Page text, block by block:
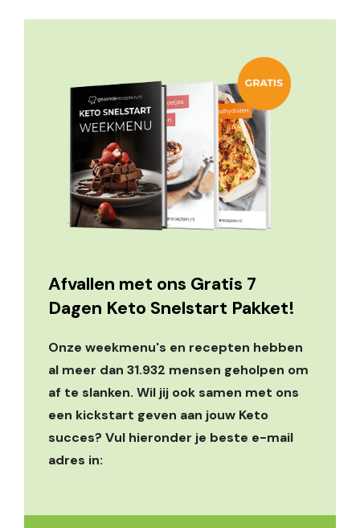
Afvallen met ons Gratis 7
Dagen Keto Snelstart Pakket!
Onze weekmenu's en recepten hebben
al meer dan 31.932 mensen geholpen om
af te slanken. Wil jij ook samen met ons
een kickstart geven aan jouw Keto
succes? Vul hieronder je beste e-mail
adres in: